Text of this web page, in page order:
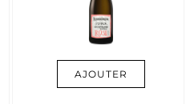
AJOUTER